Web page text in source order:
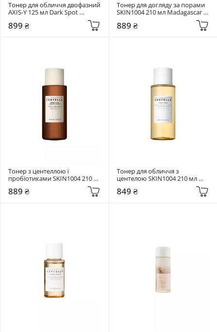
Тонер для обличчя двофазний
AXIS-Y 125 мл Dark Spot
899 ₴
Тонер для догляду за порами
SKIN1004 210 мл Madagascar
Centella Poremizing Clear Toner
889 ₴
Тонер з центеллою і
пробіотиками SKIN1004 210
мл Madagascar Centella Probio-
Cica Essence Toner
889 ₴
Тонер для обличчя з
центелою SKIN1004 210 мл
Madagascar Centella Toning
Toner
849 ₴